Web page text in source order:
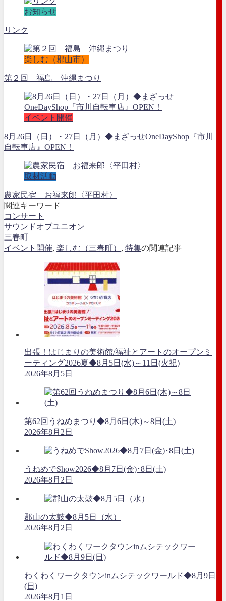
お知らせ
リンク
楽しむ（郡山市）
第２回 福島 沖縄まつり
イベント開催
8月26日（日）・27日（月）◆まざっせOneDayShop『市川
自転車店』OPEN！
取材活動
農家民宿 お福来郎〈平田村〉
関連キーワード
コンサート
サウンドオブユニオン
三春町
イベント開催, 楽しむ（三春町） , 特集の関連記事
出張！はじまりの美術館/福祉とアートのオープンミ
ーティング2026夏◆8月5日(水)～11日(火祝)
2026年8月5日
第62回うねめまつり◆8月6日(木)～8日(土)
2026年8月2日
うねめでShow2026◆8月7日(金)･8日(土)
2026年8月2日
郡山の太鼓◆8月5日（水）
2026年8月2日
わくわくワークタウンinムシテックワールド◆8月9日
(日)
2026年8月1日